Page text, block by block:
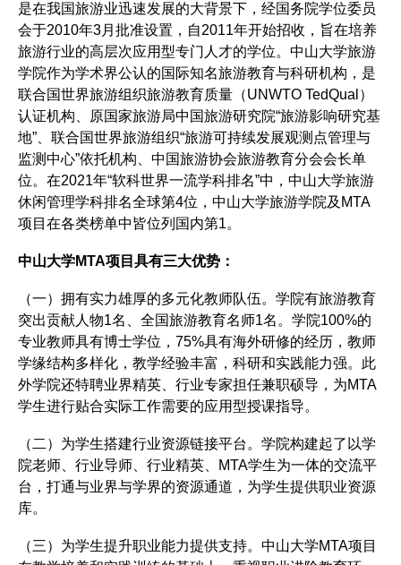
是在我国旅游业迅速发展的大背景下，经国务院学位委员
会于2010年3月批准设置，自2011年开始招收，旨在培养
旅游行业的高层次应用型专门人才的学位。中山大学旅游
学院作为学术界公认的国际知名旅游教育与科研机构，是
联合国世界旅游组织旅游教育质量（UNWTO TedQual）
认证机构、原国家旅游局中国旅游研究院“旅游影响研究基
地”、联合国世界旅游组织“旅游可持续发展观测点管理与
监测中心”依托机构、中国旅游协会旅游教育分会会长单
位。在2021年“软科世界一流学科排名”中，中山大学旅游
休闲管理学科排名全球第4位，中山大学旅游学院及MTA
项目在各类榜单中皆位列国内第1。
中山大学MTA项目具有三大优势：
（一）拥有实力雄厚的多元化教师队伍。学院有旅游教育
突出贡献人物1名、全国旅游教育名师1名。学院100%的
专业教师具有博士学位，75%具有海外研修的经历，教师
学缘结构多样化，教学经验丰富，科研和实践能力强。此
外学院还特聘业界精英、行业专家担任兼职硕导，为MTA
学生进行贴合实际工作需要的应用型授课指导。
（二）为学生搭建行业资源链接平台。学院构建起了以学
院老师、行业导师、行业精英、MTA学生为一体的交流平
台，打通与业界与学界的资源通道，为学生提供职业资源
库。
（三）为学生提升职业能力提供支持。中山大学MTA项目